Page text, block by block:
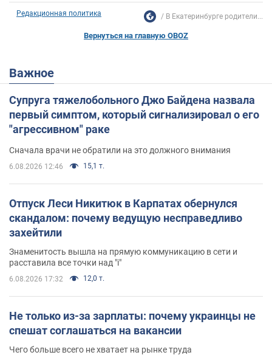
Редакционная политика В Екатеринбурге родители...
Вернуться на главную OBOZ
Важное
Супруга тяжелобольного Джо Байдена назвала
первый симптом, который сигнализировал о его
"агрессивном" раке
Сначала врачи не обратили на это должного внимания
6.08.2026 12:46 15,1 т.
Отпуск Леси Никитюк в Карпатах обернулся
скандалом: почему ведущую несправедливо
захейтили
Знаменитость вышла на прямую коммуникацию в сети и
расставила все точки над "i"
6.08.2026 17:32 12,0 т.
Не только из-за зарплаты: почему украинцы не
спешат соглашаться на вакансии
Чего больше всего не хватает на рынке труда